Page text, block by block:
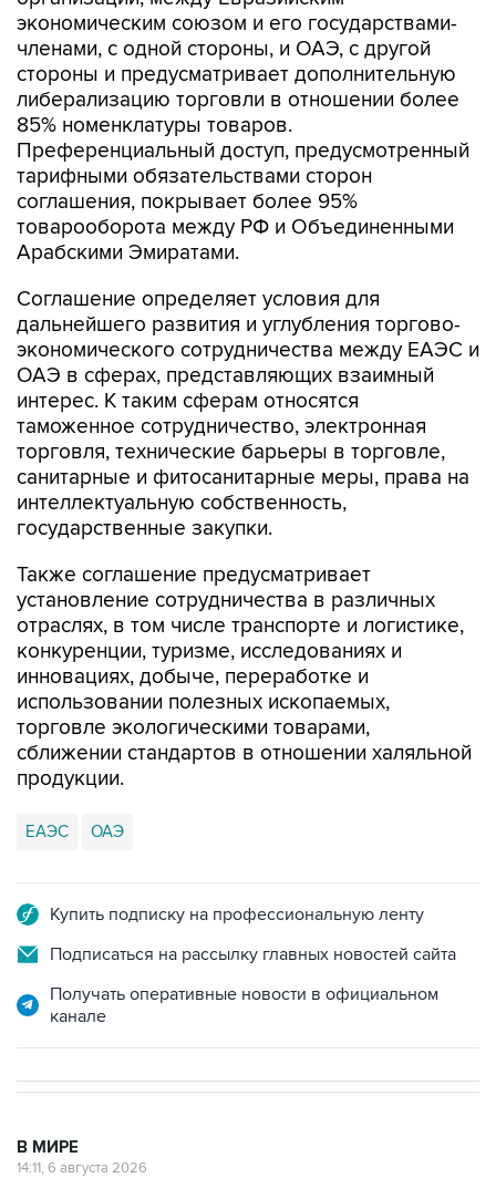
экономическим союзом и его государствами-
членами, с одной стороны, и ОАЭ, с другой
стороны и предусматривает дополнительную
либерализацию торговли в отношении более
85% номенклатуры товаров.
Преференциальный доступ, предусмотренный
тарифными обязательствами сторон
соглашения, покрывает более 95%
товарооборота между РФ и Объединенными
Арабскими Эмиратами.
Соглашение определяет условия для
дальнейшего развития и углубления торгово-
экономического сотрудничества между ЕАЭС и
ОАЭ в сферах, представляющих взаимный
интерес. К таким сферам относятся
таможенное сотрудничество, электронная
торговля, технические барьеры в торговле,
санитарные и фитосанитарные меры, права на
интеллектуальную собственность,
государственные закупки.
Также соглашение предусматривает
установление сотрудничества в различных
отраслях, в том числе транспорте и логистике,
конкуренции, туризме, исследованиях и
инновациях, добыче, переработке и
использовании полезных ископаемых,
торговле экологическими товарами,
сближении стандартов в отношении халяльной
продукции.
ЕАЭС ОАЭ
Купить подписку на профессиональную ленту
Подписаться на рассылку главных новостей сайта
Получать оперативные новости в официальном
канале
В МИРЕ
14:11, 6 августа 2026